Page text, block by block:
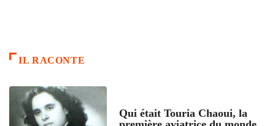
IL RACONTE
Qui était Touria Chaoui, la